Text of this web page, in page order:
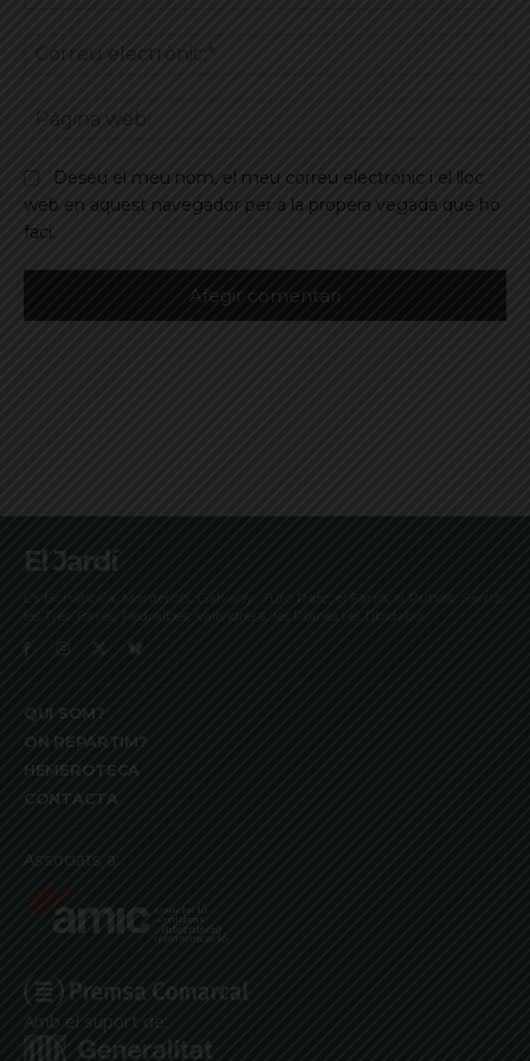
Deseu el meu nom, el meu correu electrònic i el lloc
web en aquest navegador per a la propera vegada que ho
faci.
El Jardí
La Bonanova, Monterols, Galvany, Turó Parc, el Farró, el Putxet, Sarrià,
les Tres Torres, Pedralbes, Vallvidrera, les Planes i el Tibidabo
QUI SOM?
ON REPARTIM?
HEMEROTECA
CONTACTA
Associats a:
Amb el suport de: